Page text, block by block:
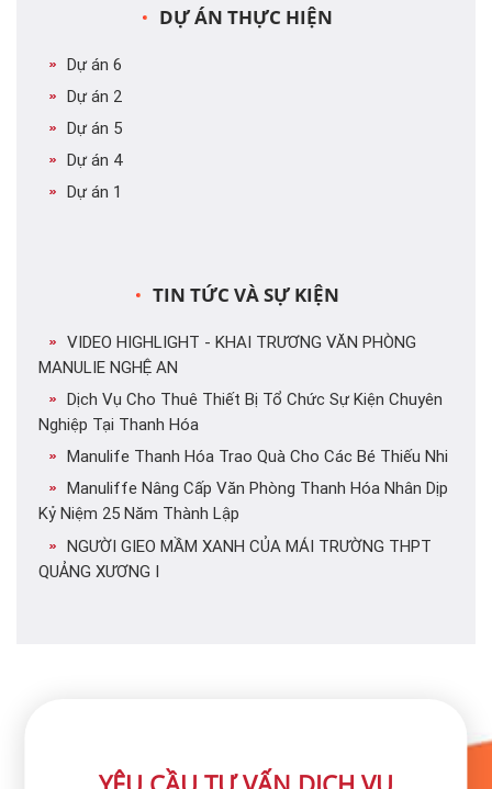
DỰ ÁN THỰC HIỆN
Dự án 6
Dự án 2
Dự án 5
Dự án 4
Dự án 1
TIN TỨC VÀ SỰ KIỆN
VIDEO HIGHLIGHT - KHAI TRƯƠNG VĂN PHÒNG
MANULIE NGHỆ AN
Dịch Vụ Cho Thuê Thiết Bị Tổ Chức Sự Kiện Chuyên
Nghiệp Tại Thanh Hóa
Manulife Thanh Hóa Trao Quà Cho Các Bé Thiếu Nhi
Manuliffe Nâng Cấp Văn Phòng Thanh Hóa Nhân Dịp
Kỷ Niệm 25 Năm Thành Lập
NGƯỜI GIEO MẦM XANH CỦA MÁI TRƯỜNG THPT
QUẢNG XƯƠNG I